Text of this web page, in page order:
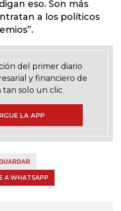
eso. Son más
a los políticos
del primer diario
y financiero de
tan solo un clic
LA APP
A WHATSAPP